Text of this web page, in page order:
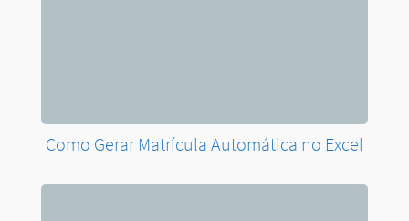
Como Gerar Matrícula Automática no Excel